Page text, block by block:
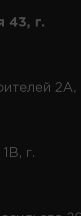
43, г.
2А,
г.